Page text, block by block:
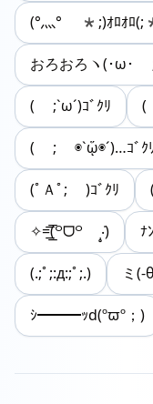
(°灬° *;)ｵﾛｵﾛ
おろおろヽ(･ω
( ;`ω´)ｺﾞｸﾘ (
( ; ◉`ᾥ◉´)…ｺﾞｸ
(ﾟＡﾟ; )ｺﾞｸﾘ
✧=͟͟͞͞(꒪ᗜ꒪ ‧̣̥̇) ﾅ
(.;ﾟ;:д:;ﾟ;.) ミ(-
ｼ━━━ｯd(ºϖº；)